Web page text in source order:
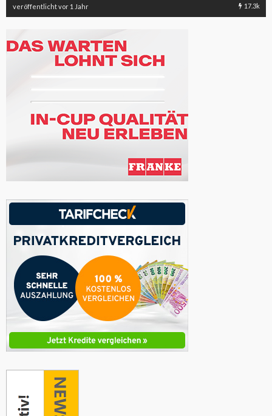
veröffentlicht vor 1 Jahr 17.3k